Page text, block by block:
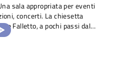
sala appropriata per eventi
concerti. La chiesetta
Falletto, a pochi passi dal
è da valutare in base alla